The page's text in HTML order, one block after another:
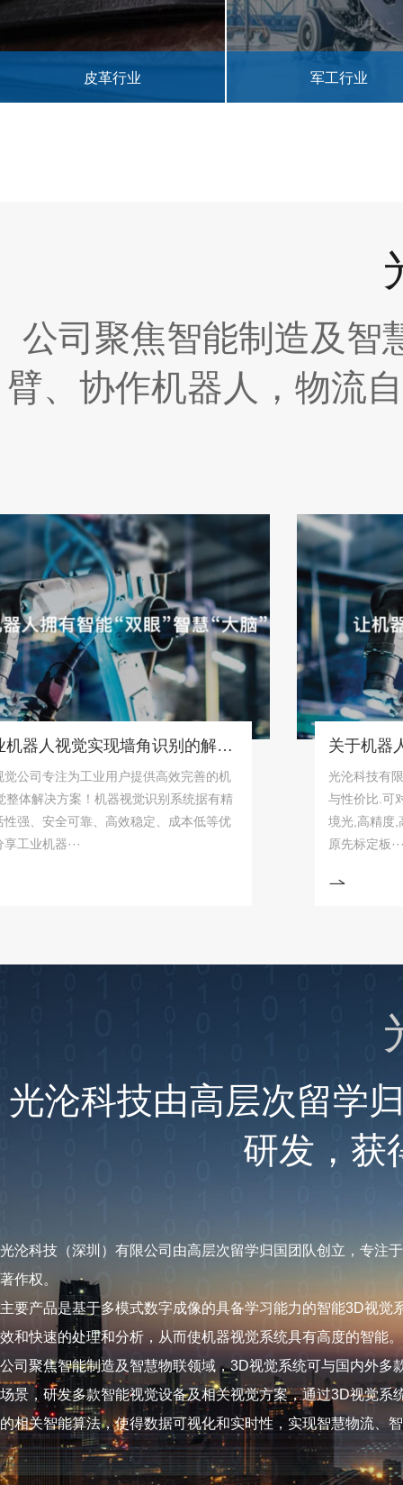
皮革行业 军工行业
公司聚焦智能制造及智
臂、协作机器人，物流
关于工业机器人视觉实现墙角识别的解决方案！
专注为工业用户提供高效完善的机
决方案！机器视觉识别系统据有精
安全可靠、高效稳定、成本低等优
器···
光沦科技有限公
与性价比.可对众
境光,高精度,高速
原先标定板···
光沦科技由高层次留学
研发，获
光沦科技（深圳）有限公司由高层次留学归国团队创立，专注
著作权。
主要产品是基于多模式数字成像的具备学习能力的智能3D视
效和快速的处理和分析，从而使机器视觉系统具有高度的智能
公司聚焦智能制造及智慧物联领域，3D视觉系统可与国内外
场景，研发多款智能视觉设备及相关视觉方案，通过3D视觉
的相关智能算法，使得数据可视化和实时性，实现智慧物流、